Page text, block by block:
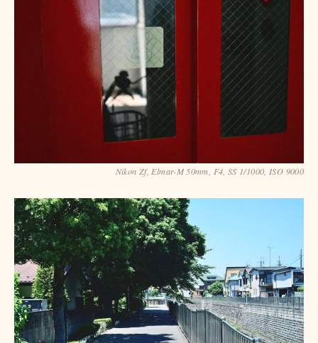
Nikon Zf, Elmar-M 50mm, F4, SS 1/1000, ISO 9000